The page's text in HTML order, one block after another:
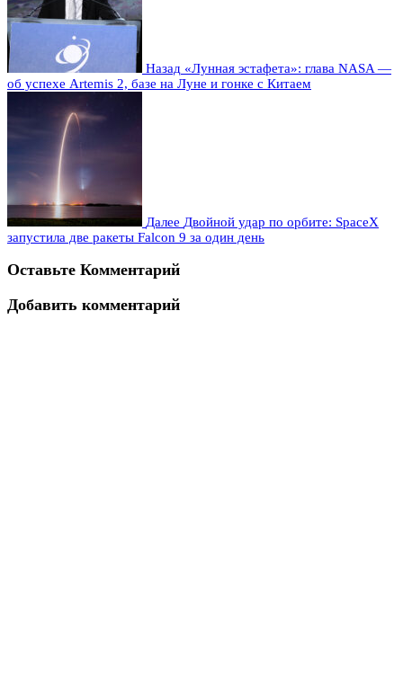
Назад «Лунная эстафета»: глава NASA —
об успехе Artemis 2, базе на Луне и гонке с Китаем
Далее Двойной удар по орбите: SpaceX
запустила две ракеты Falcon 9 за один день
Оставьте Комментарий
Добавить комментарий